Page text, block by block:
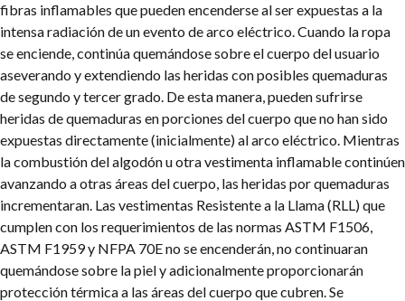
fibras inflamables que pueden encenderse al ser expuestas a la
intensa radiación de un evento de arco eléctrico. Cuando la ropa
se enciende, continúa quemándose sobre el cuerpo del usuario
aseverando y extendiendo las heridas con posibles quemaduras
de segundo y tercer grado. De esta manera, pueden sufrirse
heridas de quemaduras en porciones del cuerpo que no han sido
expuestas directamente (inicialmente) al arco eléctrico. Mientras
la combustión del algodón u otra vestimenta inflamable continúen
avanzando a otras áreas del cuerpo, las heridas por quemaduras
incrementaran. Las vestimentas Resistente a la Llama (RLL) que
cumplen con los requerimientos de las normas ASTM F1506,
ASTM F1959 y NFPA 70E no se encenderán, no continuaran
quemándose sobre la piel y adicionalmente proporcionarán
protección térmica a las áreas del cuerpo que cubren. Se